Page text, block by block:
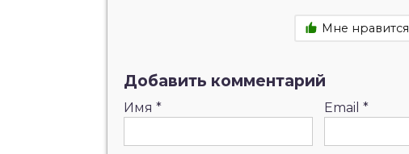
Мне нравится
Добавить комментарий
Имя * Email*